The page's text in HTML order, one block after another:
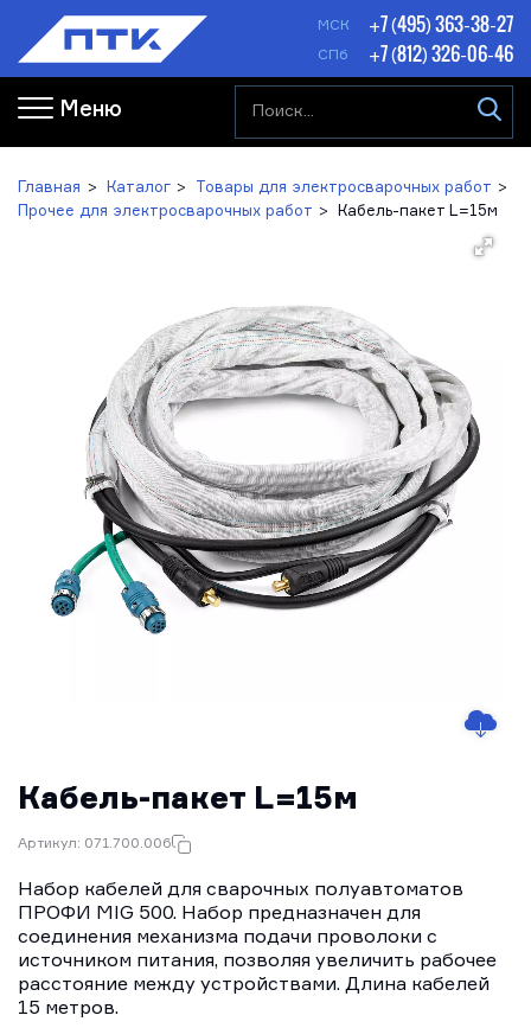
МСК +7 (495) 363-38-27
СПб +7 (812) 326-06-46
Меню
Главная Каталог
Товары для электросварочных работ
Прочее для электросварочных работ
Кабель-пакет L=15м
Кабель-пакет L=15м
Артикул: 071.700.006
Набор кабелей для сварочных полуавтоматов
ПРОФИ MIG 500. Набор предназначен для
соединения механизма подачи проволоки с
источником питания, позволяя увеличить рабочее
расстояние между устройствами. Длина кабелей
15 метров.